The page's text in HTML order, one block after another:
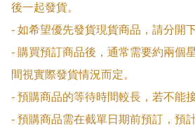
後一起發貨。
- 如希望優先發貨現貨商品，請分開
- 購買預訂商品後，通常需要約兩個
間視實際發貨情況而定。
- 預購商品的等待時間較長，若不能
- 預購商品需在截單日期前預訂，預